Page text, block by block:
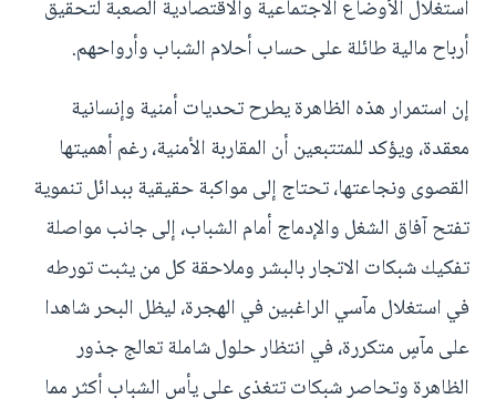
استغلال الأوضاع الاجتماعية والاقتصادية الصعبة لتحقيق
أرباح مالية طائلة على حساب أحلام الشباب وأرواحهم.
إن استمرار هذه الظاهرة يطرح تحديات أمنية وإنسانية
معقدة، ويؤكد للمتتبعين أن المقاربة الأمنية، رغم أهميتها
القصوى ونجاعتها، تحتاج إلى مواكبة حقيقية ببدائل تنموية
تفتح آفاق الشغل والإدماج أمام الشباب، إلى جانب مواصلة
تفكيك شبكات الاتجار بالبشر وملاحقة كل من يثبت تورطه
في استغلال مآسي الراغبين في الهجرة، ليظل البحر شاهدا
على مآسٍ متكررة، في انتظار حلول شاملة تعالج جذور
الظاهرة وتحاصر شبكات تتغذى على يأس الشباب أكثر مما